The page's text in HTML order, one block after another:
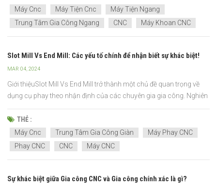
tiến hơn gia công truyền thống, nó sử dụng m...
Máy Cnc
Máy Tiện Cnc
Máy Tiện Ngang
Trung Tâm Gia Công Ngang
CNC Máy Khoan CNC
Slot Mill Vs End Mill: Các yếu tố chính để nhận biết sự khác biệt!
MAR 04, 2024
Giới thiệuSlot Mill Vs End Mill trở thành một chủ đề quan trọng về
dụng cụ phay theo nhận định của các chuyên gia gia công. Nghiên
cứu này khám phá những khác biệt tinh tế và cách sử dụng của
từng công cụ, cho phép các chuyên gia cải thiện hoạt động xay xát
của họ. Việc hiểu rõ những khác biệt này k...
THẺ :
Máy Cnc
Trung Tâm Gia Công Giàn
Máy Phay CNC
Phay CNC
CNC Máy CNC
Sự khác biệt giữa Gia công CNC và Gia công chính xác là gì?